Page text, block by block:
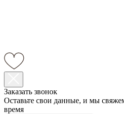
Заказать звонок
Оставьте свои данные, и мы
время